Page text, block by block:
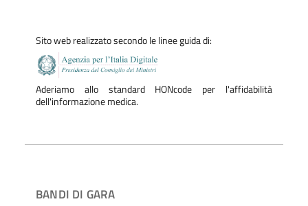
Sito web realizzato secondo le linee guida di:
Aderiamo allo standard HONcode per l'affidabilità
dell'informazione medica.
BANDI DI GARA